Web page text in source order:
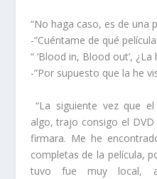
“No haga caso, es de una
-”Cuéntame de qué
“ ‘Blood in, Blood out’, ¿La
-”Por supuesto que la he
“La siguiente vez que
algo, trajo consigo el
firmara. Me he
completas de la película,
tuvo fue muy local,